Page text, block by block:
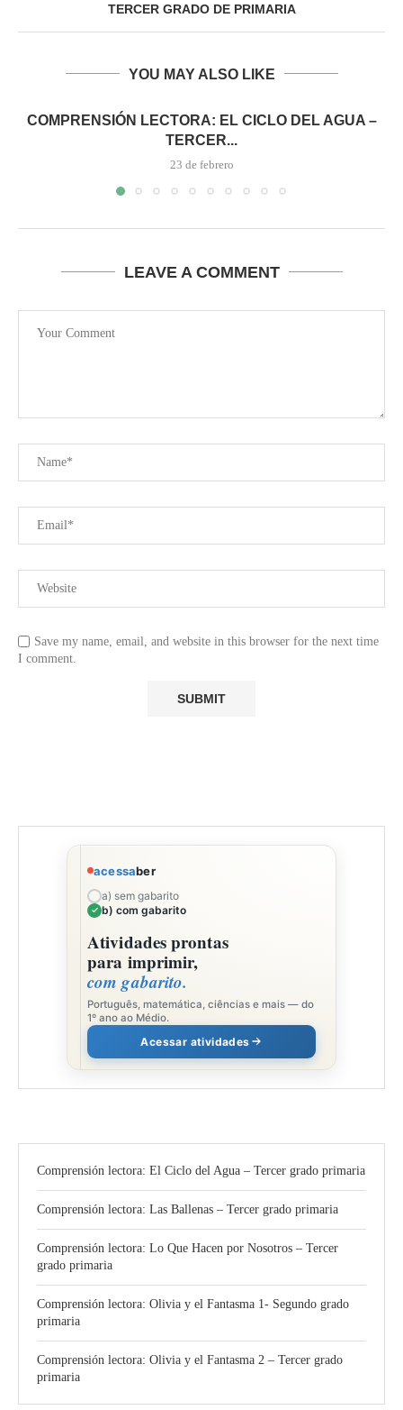
TERCER GRADO DE PRIMARIA
YOU MAY ALSO LIKE
COMPRENSIÓN LECTORA: EL CICLO DEL AGUA –
TERCER...
23 de febrero
LEAVE A COMMENT
Save my name, email, and website in this browser for the next time
I comment.
acessaber
a) sem gabarito
b) com gabarito
Atividades prontas
para imprimir,
com gabarito.
Português, matemática, ciências e mais — do
1º ano ao Médio.
Acessar atividades
Comprensión lectora: El Ciclo del Agua – Tercer grado primaria
Comprensión lectora: Las Ballenas – Tercer grado primaria
Comprensión lectora: Lo Que Hacen por Nosotros – Tercer
grado primaria
Comprensión lectora: Olivia y el Fantasma 1- Segundo grado
primaria
Comprensión lectora: Olivia y el Fantasma 2 – Tercer grado
primaria